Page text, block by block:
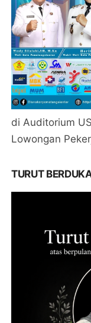
di Auditorium
Lowongan
TURUT